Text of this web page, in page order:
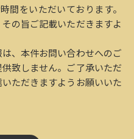
間をいただいております。
の旨ご記載いただきますよ
、本件お問い合わせへのご
致しません。ご了承いただ
ただきますようお願いいた